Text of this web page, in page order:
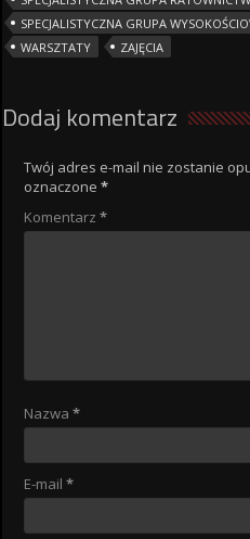
SPECJALISTYCZNA GRUPA
WARSZTATY
ZAJĘCIA
Dodaj komentarz
Twój adres e-mail nie zostanie
oznaczone*
Komentarz*
Nazwa*
E-mail*